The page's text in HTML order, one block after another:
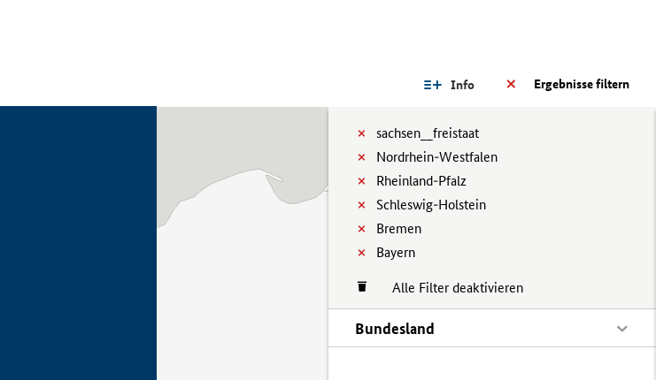
Ergebnisse filtern
Info
sachsen__freistaat
Nordrhein-Westfalen
Rheinland-Pfalz
Schleswig-Holstein
Bremen
Bayern
Alle Filter deaktivieren
Bundesland